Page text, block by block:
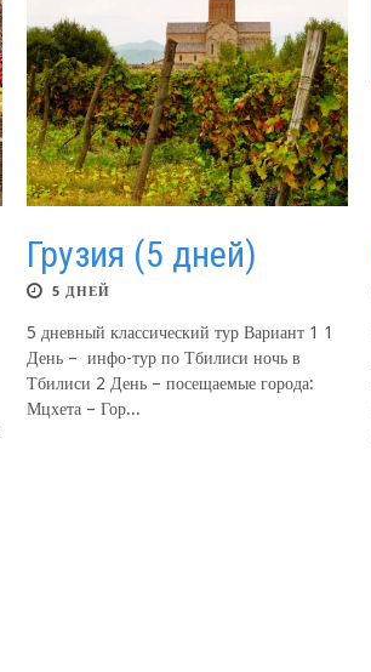
Грузия (5 дней)
5 ДНЕЙ
5 дневный классический тур Вариант 1 1
День – инфо-тур по Тбилиси ночь в
Тбилиси 2 День – посещаемые города:
Мцхета – Гор...